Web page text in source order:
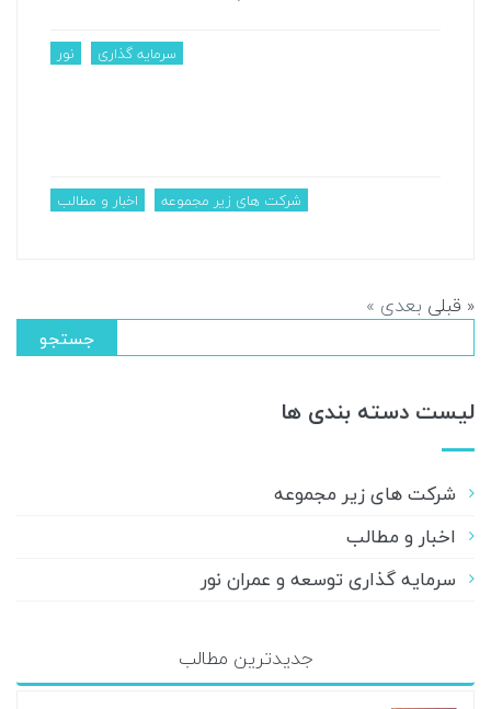
سرمایه گذاری نور
شرکت های زیر مجموعه اخبار و مطالب
« قبلی بعدی »
جستجو
لیست دسته بندی ها
شرکت های زیر مجموعه
اخبار و مطالب
سرمایه گذاری توسعه و عمران نور
جدیدترین مطالب